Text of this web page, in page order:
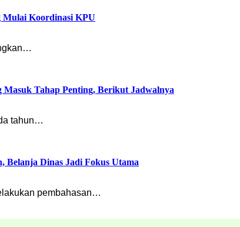
Mulai Koordinasi KPU
Tahap Penting, Berikut Jadwalnya
tahun…
Belanja Dinas Jadi Fokus Utama
pembahasan…